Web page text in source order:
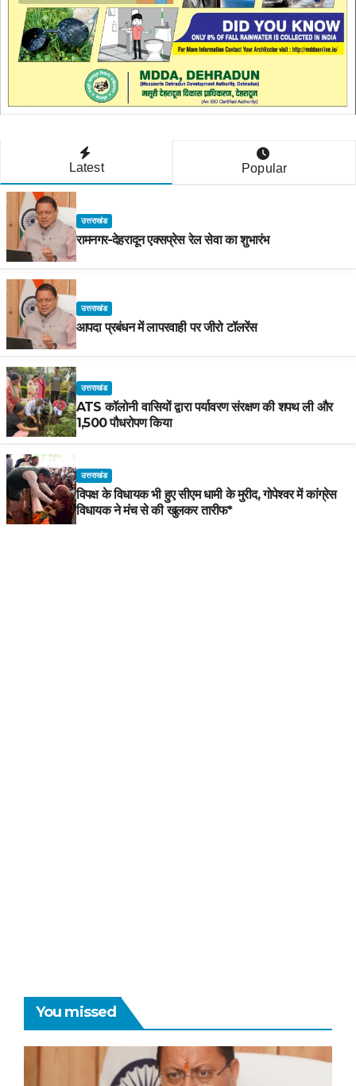
Latest Popular
उत्तराखंड
रामनगर-देहरादून एक्सप्रेस रेल सेवा का शुभारंभ
उत्तराखंड
आपदा प्रबंधन में लापरवाही पर जीरो टॉलरेंस
उत्तराखंड
ATS कॉलोनी वासियों द्वारा पर्यावरण संरक्षण की शपथ ली और
1,500 पौधरोपण किया
उत्तराखंड
विपक्ष के विधायक भी हुए सीएम धामी के मुरीद, गोपेश्वर में कांग्रेस
विधायक ने मंच से की खुलकर तारीफ*
You missed